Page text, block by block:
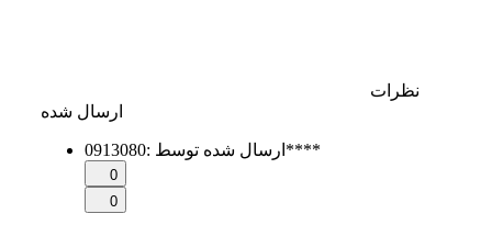
نظرات
ارسال شده
ارسال شده توسط : 0913080****
0
0